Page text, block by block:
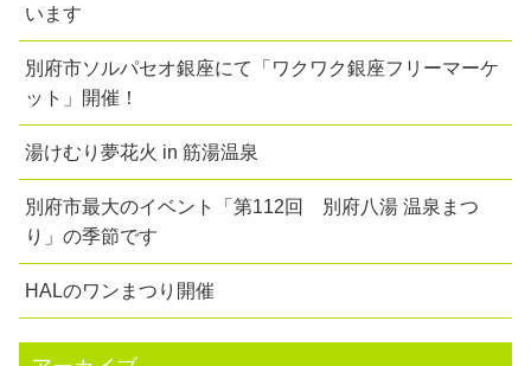
います
別府市ソルパセオ銀座にて「ワクワク銀座フリーマーケ
ット」開催！
湯けむり夢花火 in 筋湯温泉
別府市最大のイベント「第112回 別府八湯 温泉まつ
り」の季節です
HALのワンまつり開催